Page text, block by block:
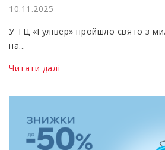
10.11.2025
У ТЦ «Гулівер» пройшло свято з
на...
Читати далі